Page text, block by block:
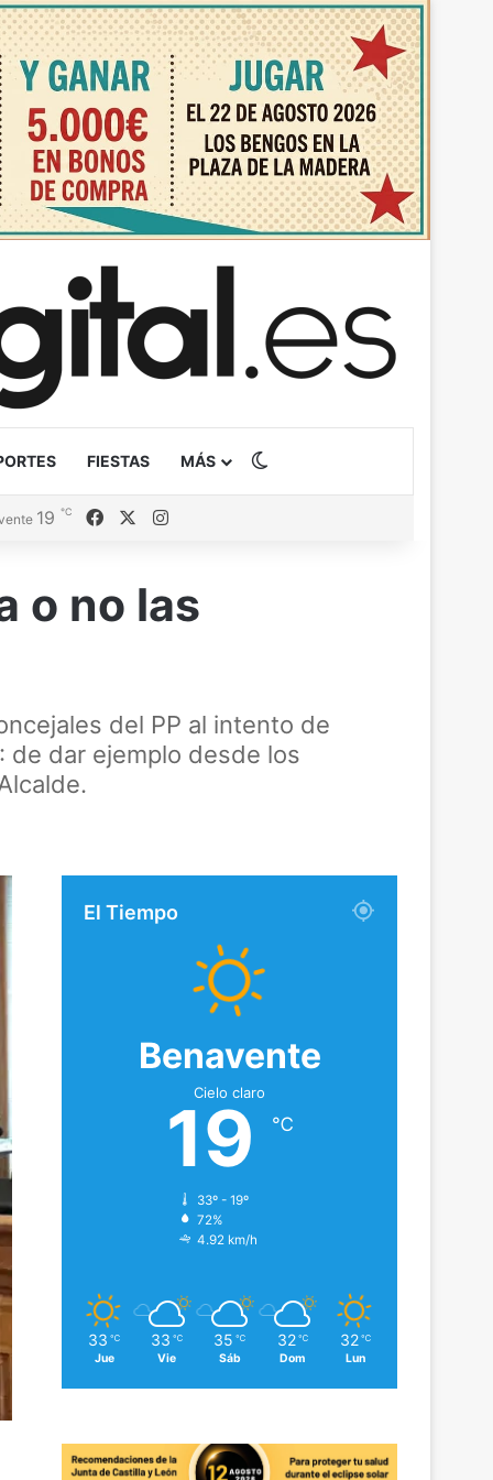
FIESTAS MÁS
19 ℃ FacebookInstagram
o no las
del PP al intento de
de dar ejemplo desde los
El Tiempo
Benavente
Cielo claro
19 ℃
33º - 19º
72%
4.92 km/h
33 ℃
Jue
33 ℃
Vie
35 ℃
Sáb
32 ℃
Dom
32 ℃
Lun